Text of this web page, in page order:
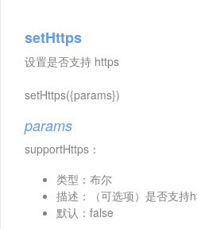
setHttps
设置是否支持 https
setHttps({params})
params
supportHttps：
类型：布尔
描述：（可选项）是否支持
默认：false